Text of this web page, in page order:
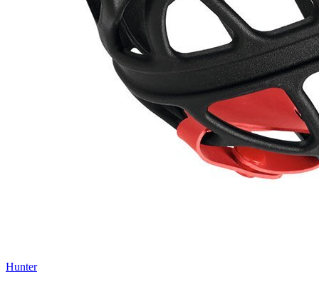
Hunter